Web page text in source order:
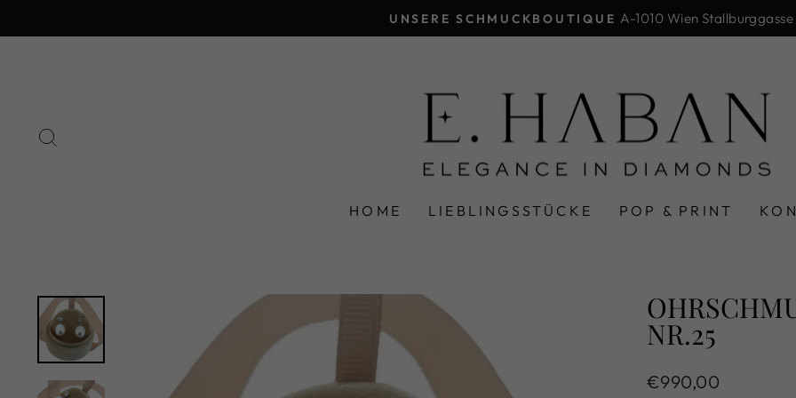
zum
Pause
UNSERE SCHMUCKBOUTIQUE A-1010 Wien
HOME LIEBLINGSSTÜCKE POP & PRINT
R.25
Normaler
€990,00